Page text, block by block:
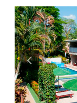
SISTEMA DE